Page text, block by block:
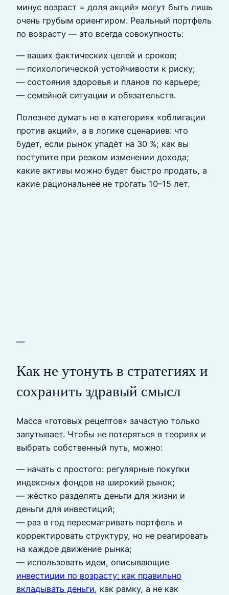
минус возраст = доля акций» могут быть лишь
очень грубым ориентиром. Реальный портфель
по возрасту — это всегда совокупность:
— ваших фактических целей и сроков;
— психологической устойчивости к риску;
— состояния здоровья и планов по карьере;
— семейной ситуации и обязательств.
Полезнее думать не в категориях «облигации
против акций», а в логике сценариев: что
будет, если рынок упадёт на 30 %; как вы
поступите при резком изменении дохода;
какие активы можно будет быстро продать, а
какие рациональнее не трогать 10–15 лет.
—
Как не утонуть в стратегиях и
сохранить здравый смысл
Масса «готовых рецептов» зачастую только
запутывает. Чтобы не потеряться в теориях и
выбрать собственный путь, можно:
— начать с простого: регулярные покупки
индексных фондов на широкий рынок;
— жёстко разделять деньги для жизни и
деньги для инвестиций;
— раз в год пересматривать портфель и
корректировать структуру, но не реагировать
на каждое движение рынка;
— использовать идеи, описывающие
инвестиции по возрасту: как правильно
вкладывать деньги, как рамку, а не как